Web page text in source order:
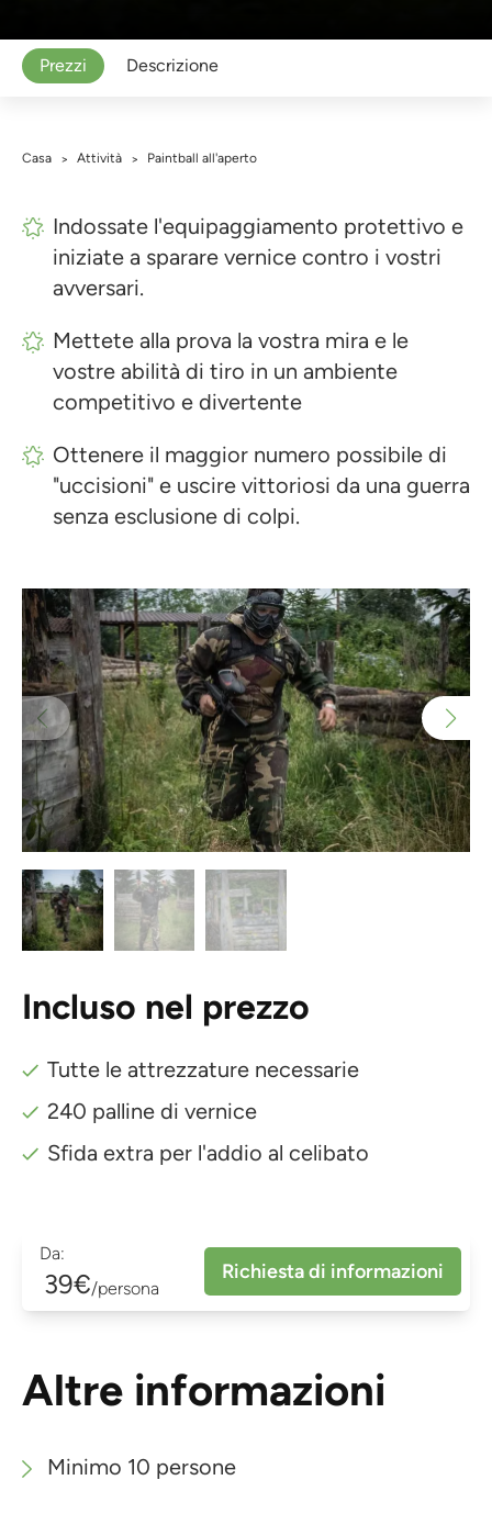
Prezzi Descrizione
Casa > Attività > Paintball all'aperto
Indossate l'equipaggiamento protettivo e
iniziate a sparare vernice contro i vostri
avversari.
Mettete alla prova la vostra mira e le
vostre abilità di tiro in un ambiente
competitivo e divertente
Ottenere il maggior numero possibile di
"uccisioni" e uscire vittoriosi da una guerra
senza esclusione di colpi.
Incluso nel prezzo
Tutte le attrezzature necessarie
240 palline di vernice
Sfida extra per l'addio al celibato
Da:
39€/persona
Richiesta di informazioni
Altre informazioni
Minimo 10 persone